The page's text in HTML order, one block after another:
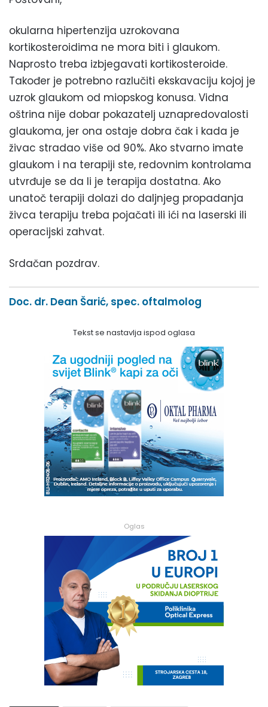
okularna hipertenzija uzrokovana
kortikosteroidima ne mora biti i glaukom.
Naprosto treba izbjegavati kortikosteroide.
Također je potrebno razlučiti ekskavaciju kojoj je
uzrok glaukom od miopskog konusa. Vidna
oštrina nije dobar pokazatelj uznapredovalosti
glaukoma, jer ona ostaje dobra čak i kada je
živac stradao više od 90%. Ako stvarno imate
glaukom i na terapiji ste, redovnim kontrolama
utvrđuje se da li je terapija dostatna. Ako
unatoč terapiji dolazi do daljnjeg propadanja
živca terapiju treba pojačati ili ići na laserski ili
operacijski zahvat.
Srdačan pozdrav.
Doc. dr. Dean Šarić, spec. oftalmolog
Tekst se nastavlja ispod oglasa
Oglas